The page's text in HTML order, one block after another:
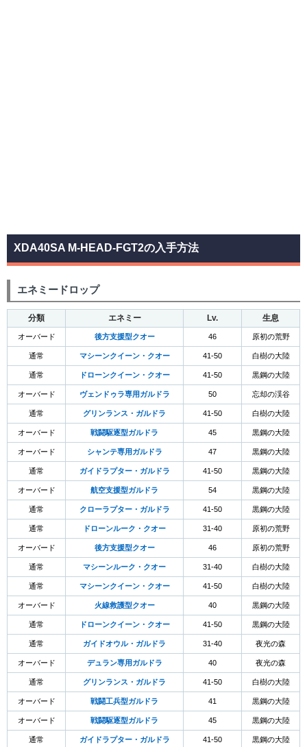
XDA40SA M-HEAD-FGT2の入手方法
エネミードロップ
分類 エネミー Lv. 生息
オーバード 後方支援型クオー 46 原初の荒野
通常 マシーンクイーン・クオー 41-50 白樹の大陸
通常 ドローンクイーン・クオー 41-50 黒鋼の大陸
オーバード ヴェンドゥラ専用ガルドラ 50 忘却の渓谷
通常 グリンランス・ガルドラ 41-50 白樹の大陸
オーバード 戦闘駆逐型ガルドラ 45 黒鋼の大陸
オーバード シャンテ専用ガルドラ 47 黒鋼の大陸
通常 ガイドラプター・ガルドラ 41-50 黒鋼の大陸
オーバード 航空支援型ガルドラ 54 黒鋼の大陸
通常 クローラプター・ガルドラ 41-50 黒鋼の大陸
通常 ドローンルーク・クオー 31-40 原初の荒野
オーバード 後方支援型クオー 46 原初の荒野
通常 マシーンルーク・クオー 31-40 白樹の大陸
通常 マシーンクイーン・クオー 41-50 白樹の大陸
オーバード 火線救護型クオー 40 黒鋼の大陸
通常 ドローンクイーン・クオー 41-50 黒鋼の大陸
通常 ガイドオウル・ガルドラ 31-40 夜光の森
オーバード デュラン専用ガルドラ 40 夜光の森
通常 グリンランス・ガルドラ 41-50 白樹の大陸
オーバード 戦闘工兵型ガルドラ 41 黒鋼の大陸
オーバード 戦闘駆逐型ガルドラ 45 黒鋼の大陸
通常 ガイドラプター・ガルドラ 41-50 黒鋼の大陸